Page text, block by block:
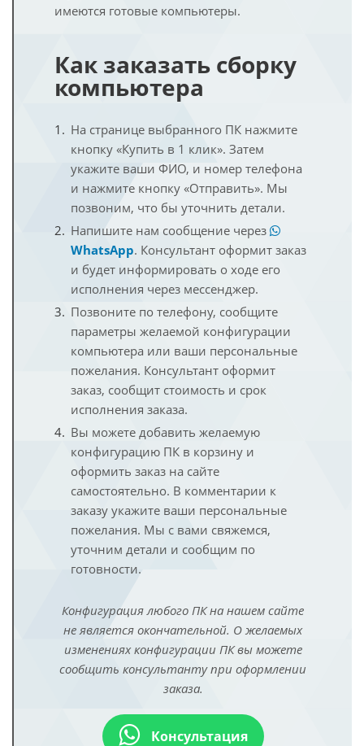
имеются готовые компьютеры.
Как заказать сборку
компьютера
На странице выбранного ПК нажмите
кнопку «Купить в 1 клик». Затем
укажите ваши ФИО, и номер телефона
и нажмите кнопку «Отправить». Мы
позвоним, что бы уточнить детали.
Напишите нам сообщение через
WhatsApp. Консультант оформит заказ
и будет информировать о ходе его
исполнения через мессенджер.
Позвоните по телефону, сообщите
параметры желаемой конфигурации
компьютера или ваши персональные
пожелания. Консультант оформит
заказ, сообщит стоимость и срок
исполнения заказа.
Вы можете добавить желаемую
конфигурацию ПК в корзину и
оформить заказ на сайте
самостоятельно. В комментарии к
заказу укажите ваши персональные
пожелания. Мы с вами свяжемся,
уточним детали и сообщим по
готовности.
Конфигурация любого ПК на нашем сайте
не является окончательной. О желаемых
изменениях конфигурации ПК вы можете
сообщить консультанту при оформлении
заказа.
Консультация